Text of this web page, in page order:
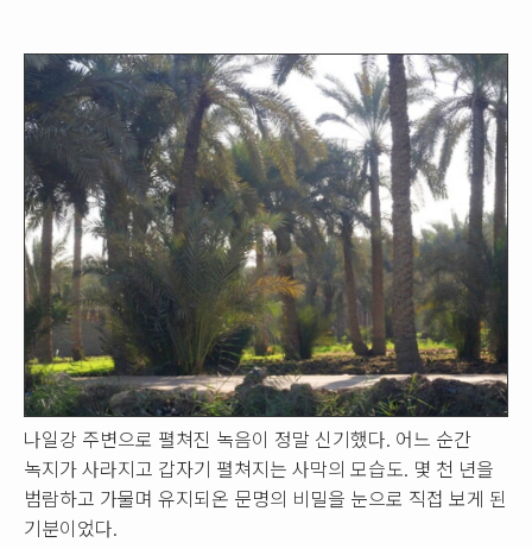
나일강 주변으로 펼쳐진 녹음이 정말 신기했다. 어느 순간
녹지가 사라지고 갑자기 펼쳐지는 사막의 모습도. 몇 천 년을
범람하고 가물며 유지되온 문명의 비밀을 눈으로 직접 보게 된
기분이었다.